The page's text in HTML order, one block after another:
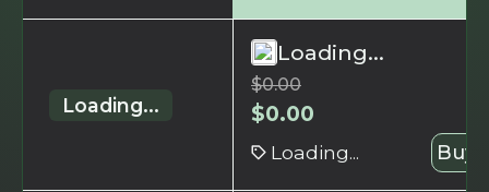
Loading...
Loading...
$0.00
$0.00
Loading... Buy